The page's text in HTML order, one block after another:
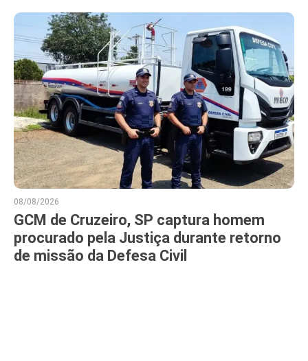
08/08/2026
GCM de Cruzeiro, SP captura homem
procurado pela Justiça durante retorno
de missão da Defesa Civil